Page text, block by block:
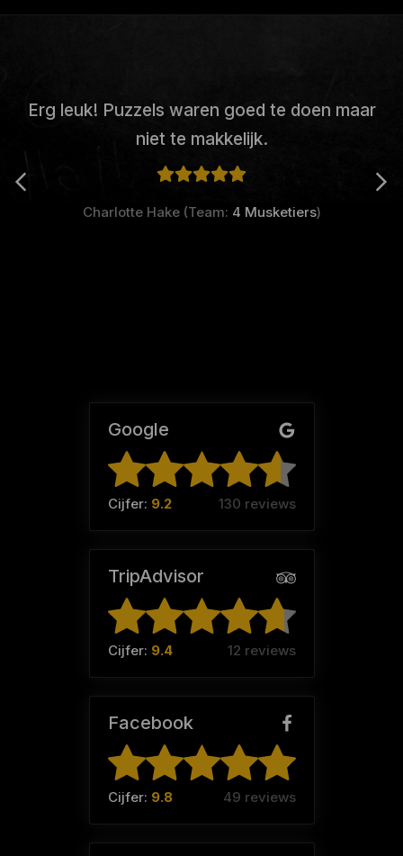
Erg leuk! Puzzels waren goed te doen maar
niet te makkelijk.
Charlotte Hake (Team: 4 Musketiers)
Google
Cijfer: 9.2 130 reviews
TripAdvisor
Cijfer: 9.4 12 reviews
Facebook
Cijfer: 9.8 49 reviews